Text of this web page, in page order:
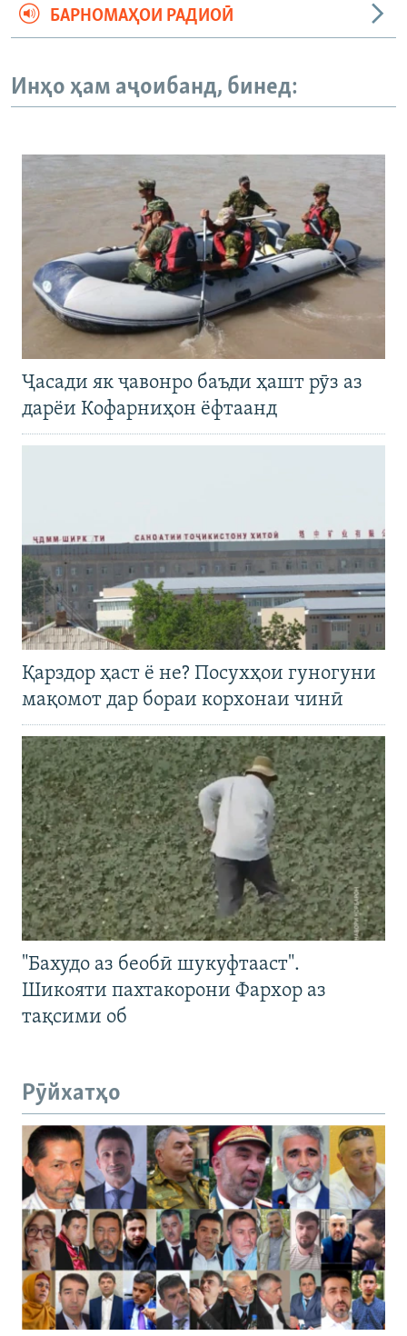
БАРНОМАҲОИ РАДИОӢ
Инҳо ҳам аҷоибанд, бинед:
Ҷасади як ҷавонро баъди ҳашт рӯз аз
дарёи Кофарниҳон ёфтаанд
Қарздор ҳаст ё не? Посухҳои гуногуни
мақомот дар бораи корхонаи чинӣ
"Бахудо аз беобӣ шукуфтааст".
Шикояти пахтакорони Фархор аз
тақсими об
Рӯйхатҳо